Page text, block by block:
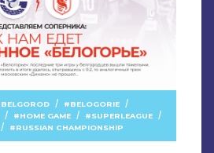
BELGOROD / BELOGORIE /
/ HOME GAME / SUPERLEAGUE /
/ RUSSIAN CHAMPIONSHIP